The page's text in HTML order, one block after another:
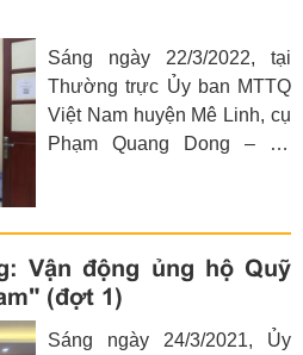
Sáng ngày 22/3/2022, tại
Thường trực Ủy ban MTTQ
Việt Nam huyện Mê Linh, cụ
Phạm Quang Dong – 83
Linh trao cho đồng chí Lê
Đình Khoát - Phó Chủ tịch
Ủy ban MTTQ Việt Nam
huyện để ủng hộ Quỹ “Vì
biển, đảo Việt Nam” năm
Vận động ủng hộ Quỹ
(đợt 1)
Sáng ngày 24/3/2021, Ủy